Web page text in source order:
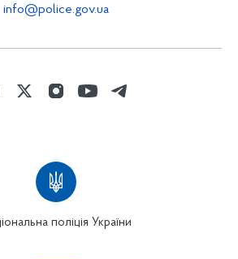
info@police.gov.ua
поліція України